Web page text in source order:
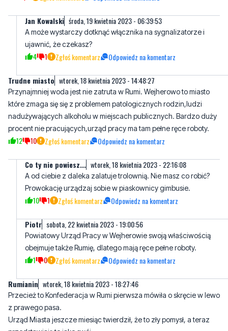
Jan Kowalski środa, 19 kwietnia 2023 - 06:39:53
A może wystarczy dotknąć włącznika na sygnalizatorze i
ujawnić, że czekasz?
4 1 Zgłoś komentarz Odpowiedz na komentarz
Trudne miasto wtorek, 18 kwietnia 2023 - 14:48:27
Przynajmniej woda jest nie zatruta w Rumi. Wejherowo to miasto
które zmaga się się z problemem patologicznych rodzin,ludzi
nadużywających alkoholu w miejscach publicznych. Bardzo duży
procent nie pracujących,urząd pracy ma tam pełne ręce roboty.
12 10 Zgłoś komentarz Odpowiedz na komentarz
Co ty nie powiesz... wtorek, 18 kwietnia 2023 - 22:16:08
A od ciebie z daleka zalatuje trolownią. Nie masz co robić?
Prowokację urządzaj sobie w piaskownicy gimbusie.
10 1 Zgłoś komentarz Odpowiedz na komentarz
Piotr sobota, 22 kwietnia 2023 - 19:00:56
Powiatowy Urząd Pracy w Wejherowie swoją właściwością
obejmuje także Rumię, dlatego mają ręce pełne roboty.
1 0 Zgłoś komentarz Odpowiedz na komentarz
Rumianin wtorek, 18 kwietnia 2023 - 18:27:46
Przecież to Konfederacja w Rumi pierwsza mówiła o skręcie w lewo
z prawego pasa.
Urząd Miasta jeszcze miesiąc twierdził, że to zły pomysł, a teraz